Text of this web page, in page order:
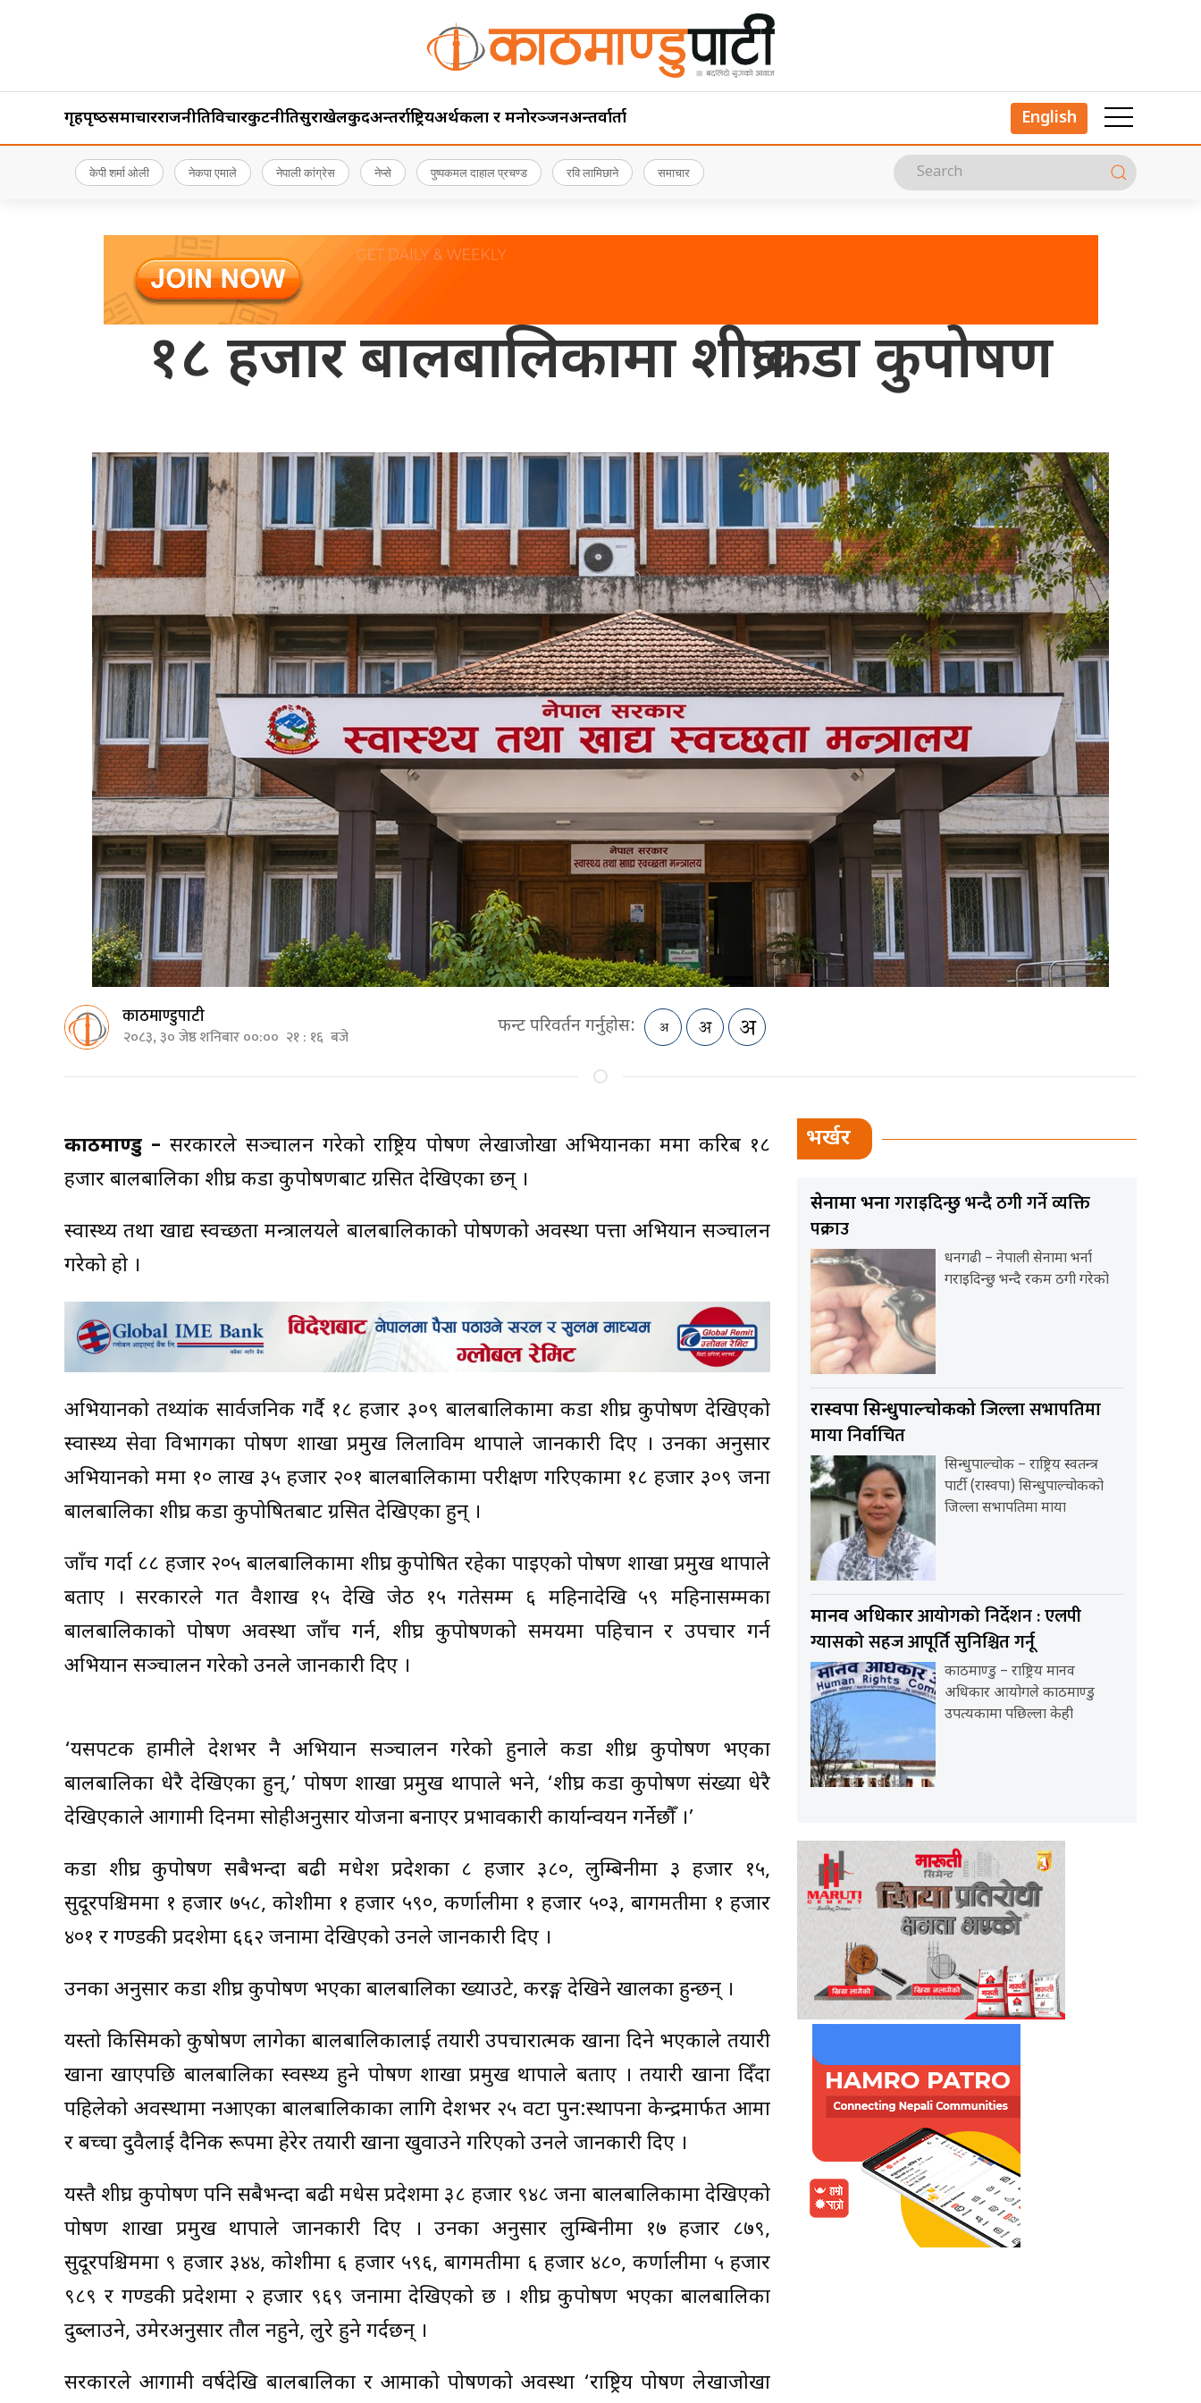
गृहपृष्‍ठसमाचारराजनीतिविचारकुटनीतिसुरक्षाखेलकुदअन्तर्राष्ट्रियअर्थकला र मनोरञ्जनअन्तर्वार्ता English
केपी शर्मा ओली नेकपा एमाले नेपाली कांग्रेस नेप्से पुष्पकमल दाहाल प्रचण्ड रवि लामिछाने समाचार
१८ हजार बालबालिकामा शीघ्र कडा कुपोषण
काठमाण्डुपाटी
२०८३, ३० जेष्ठ शनिबार ००:०० २१ : १६ बजे फन्ट परिवर्तन गर्नुहोस:
काठमाण्डु – सरकारले सञ्चालन गरेको राष्ट्रिय पोषण लेखाजोखा अभियानका क्रममा करिब १८
हजार बालबालिका शीघ्र कडा कुपोषणबाट ग्रसित देखिएका छन् ।
स्वास्थ्य तथा खाद्य स्वच्छता मन्त्रालयले बालबालिकाको पोषणको अवस्था पत्ता अभियान सञ्चालन
गरेको हो ।
अभियानको तथ्यांक सार्वजनिक गर्दै १८ हजार ३०९ बालबालिकामा कडा शीघ्र कुपोषण देखिएको
स्वास्थ्य सेवा विभागका पोषण शाखा प्रमुख लिलाविक्रम थापाले जानकारी दिए । उनका अनुसार
अभियानको क्रममा १० लाख ३५ हजार २०१ बालबालिकामा परीक्षण गरिएकामा १८ हजार ३०९ जना
बालबालिका शीघ्र कडा कुपोषितबाट ग्रसित देखिएका हुन् ।
जाँच गर्दा ८८ हजार २०५ बालबालिकामा शीघ्र कुपोषित रहेका पाइएको पोषण शाखा प्रमुख थापाले
बताए । सरकारले गत वैशाख १५ देखि जेठ १५ गतेसम्म ६ महिनादेखि ५९ महिनासम्मका
बालबालिकाको पोषण अवस्था जाँच गर्न, शीघ्र कुपोषणको समयमा पहिचान र उपचार गर्न
अभियान सञ्चालन गरेको उनले जानकारी दिए ।
‘यसपटक हामीले देशभर नै अभियान सञ्चालन गरेको हुनाले कडा शीध्र कुपोषण भएका
बालबालिका धेरै देखिएका हुन्,’ पोषण शाखा प्रमुख थापाले भने, ‘शीघ्र कडा कुपोषण संख्या धेरै
देखिएकाले आगामी दिनमा सोहीअनुसार योजना बनाएर प्रभावकारी कार्यान्वयन गर्नेछौँ ।’
कडा शीघ्र कुपोषण सबैभन्दा बढी मधेश प्रदेशका ८ हजार ३८०, लुम्बिनीमा ३ हजार १५,
सुदूरपश्चिममा १ हजार ७५८, कोशीमा १ हजार ५९०, कर्णालीमा १ हजार ५०३, बागमतीमा १ हजार
४०१ र गण्डकी प्रदशेमा ६६२ जनामा देखिएको उनले जानकारी दिए ।
उनका अनुसार कडा शीघ्र कुपोषण भएका बालबालिका ख्याउटे, करङ्ग देखिने खालका हुन्छन् ।
यस्तो किसिमको कुषोषण लागेका बालबालिकालाई तयारी उपचारात्मक खाना दिने भएकाले तयारी
खाना खाएपछि बालबालिका स्वस्थ्य हुने पोषण शाखा प्रमुख थापाले बताए । तयारी खाना दिँदा
पहिलेको अवस्थामा नआएका बालबालिकाका लागि देशभर २५ वटा पुन:स्थापना केन्द्रमार्फत आमा
र बच्चा दुवैलाई दैनिक रूपमा हेरेर तयारी खाना खुवाउने गरिएको उनले जानकारी दिए ।
यस्तै शीघ्र कुपोषण पनि सबैभन्दा बढी मधेस प्रदेशमा ३८ हजार ९४८ जना बालबालिकामा देखिएको
पोषण शाखा प्रमुख थापाले जानकारी दिए । उनका अनुसार लुम्बिनीमा १७ हजार ८७९,
सुदूरपश्चिममा ९ हजार ३४४, कोशीमा ६ हजार ५९६, बागमतीमा ६ हजार ४८०, कर्णालीमा ५ हजार
९८९ र गण्डकी प्रदेशमा २ हजार ९६९ जनामा देखिएको छ । शीघ्र कुपोषण भएका बालबालिका
दुब्लाउने, उमेरअनुसार तौल नहुने, लुरे हुने गर्दछन् ।
सरकारले आगामी वर्षदेखि बालबालिका र आमाको पोषणको अवस्था ‘राष्ट्रिय पोषण लेखाजोखा
भर्खर
सेनामा भर्नागराइदिन्छु भन्दै ठगी गर्ने व्यक्ति
पक्राउ
धनगढी – नेपाली सेनामा भर्ना
गराइदिन्छु भन्दै रकम ठगी गरेको
रास्वपा सिन्धुपाल्चोककोजिल्ला सभापतिमा
माया निर्वाचित
सिन्धुपाल्चोक – राष्ट्रिय स्वतन्त्र
पार्टी (रास्वपा) सिन्धुपाल्चोकको
जिल्ला सभापतिमा माया
मानव अधिकारआयोगको निर्देशन : एलपी
ग्यासको सहज आपूर्ति सुनिश्चित गर्नू
काठमाण्डु – राष्ट्रिय मानव
अधिकार आयोगले काठमाण्डु
उपत्यकामा पछिल्ला केही